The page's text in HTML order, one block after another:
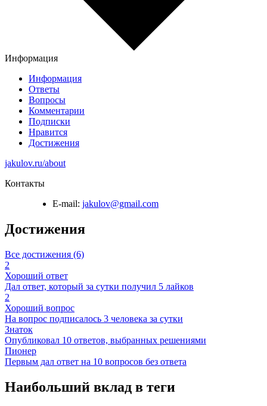
Информация
Информация
Ответы
Вопросы
Комментарии
Подписки
Нравится
Достижения
jakulov.ru/about
Контакты
E-mail: jakulov@gmail.com
Достижения
Все достижения (6)
2
Хороший ответ
Дал ответ, который за сутки получил 5 лайков
2
Хороший вопрос
На вопрос подписалось 3 человека за сутки
Знаток
Опубликовал 10 ответов, выбранных решениями
Пионер
Первым дал ответ на 10 вопросов без ответа
Наибольший вклад в теги